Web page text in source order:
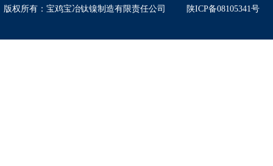
版权所有 ： 宝鸡宝冶钛镍制造有限责任公司 陕ICP备08105341号